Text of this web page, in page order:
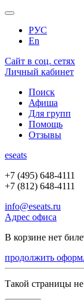
РУС
En
Сайт в соц. сетях
Личный кабинет
Поиск
Афиша
Для групп
Помощь
Отзывы
eseats
+7 (495) 648-4111
+7 (812) 648-4111
info@eseats.ru
Адрес офиса
В корзине нет
продолжить
Такой страницы